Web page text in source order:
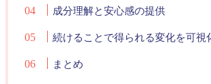
成分理解と安心感の提供
続けることで得られる変化を可視
まとめ